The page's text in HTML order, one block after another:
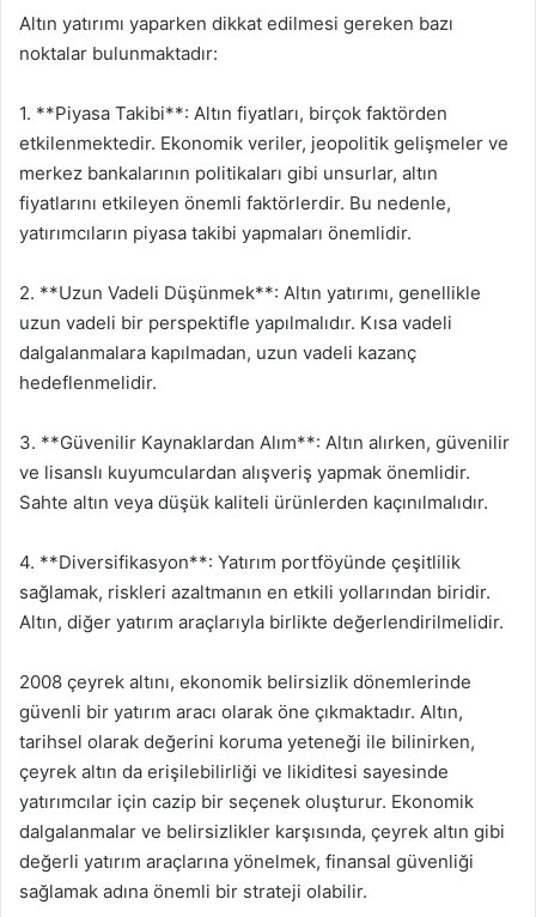
Altın yatırımı yaparken dikkat edilmesi gereken bazı
noktalar bulunmaktadır:
1. **Piyasa Takibi**: Altın fiyatları, birçok faktörden
etkilenmektedir. Ekonomik veriler, jeopolitik gelişmeler ve
merkez bankalarının politikaları gibi unsurlar, altın
fiyatlarını etkileyen önemli faktörlerdir. Bu nedenle,
yatırımcıların piyasa takibi yapmaları önemlidir.
2. **Uzun Vadeli Düşünmek**: Altın yatırımı, genellikle
uzun vadeli bir perspektifle yapılmalıdır. Kısa vadeli
dalgalanmalara kapılmadan, uzun vadeli kazanç
hedeflenmelidir.
3. **Güvenilir Kaynaklardan Alım**: Altın alırken, güvenilir
ve lisanslı kuyumculardan alışveriş yapmak önemlidir.
Sahte altın veya düşük kaliteli ürünlerden kaçınılmalıdır.
4. **Diversifikasyon**: Yatırım portföyünde çeşitlilik
sağlamak, riskleri azaltmanın en etkili yollarından biridir.
Altın, diğer yatırım araçlarıyla birlikte değerlendirilmelidir.
2008 çeyrek altını, ekonomik belirsizlik dönemlerinde
güvenli bir yatırım aracı olarak öne çıkmaktadır. Altın,
tarihsel olarak değerini koruma yeteneği ile bilinirken,
çeyrek altın da erişilebilirliği ve likiditesi sayesinde
yatırımcılar için cazip bir seçenek oluşturur. Ekonomik
dalgalanmalar ve belirsizlikler karşısında, çeyrek altın gibi
değerli yatırım araçlarına yönelmek, finansal güvenliği
sağlamak adına önemli bir strateji olabilir.